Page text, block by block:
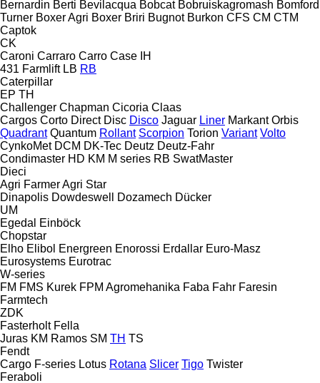
Bernardin Berti Bevilacqua Bobcat Bobruiskagromash Bomford
Turner Boxer Agri Boxer Briri Bugnot Burkon CFS CM CTM
Captok
CK
Caroni Carraro Carro Case IH
431 Farmlift LB RB
Caterpillar
EP TH
Challenger Chapman Cicoria Claas
Cargos Corto Direct Disc Disco Jaguar Liner Markant Orbis
Quadrant Quantum Rollant Scorpion Torion Variant Volto
CynkoMet DCM DK-Tec Deutz Deutz-Fahr
Condimaster HD KM M series RB SwatMaster
Dieci
Agri FarmerAgri Star
Dinapolis Dowdeswell Dozamech Dücker
UM
Egedal
Einböck
Chopstar
Elho Elibol Energreen Enorossi Erdallar Euro-Masz
Eurosystems Eurotrac
W-series
FM FMS Kurek FPM Agromehanika Faba Fahr Faresin
Farmtech
ZDK
Fasterholt Fella
Juras KM Ramos SM TH TS
Fendt
Cargo F-series Lotus Rotana Slicer Tigo Twister
Feraboli